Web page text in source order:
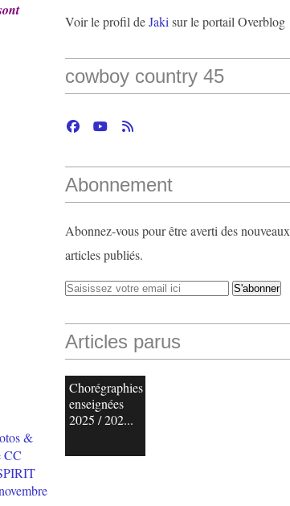
Voir le profil deJaki sur le portail Overblog
cowboy country 45
Abonnement
Abonnez-vous pour être averti des nouveaux
articles publiés.
Articles parus
Chorégraphies
enseignées
2025 / 202...